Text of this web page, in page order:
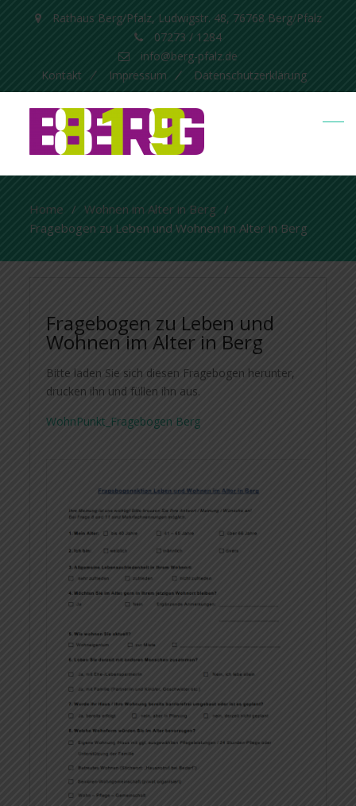
Rathaus Berg/Pfalz, Ludwigstr. 48, 76768 Berg/Pfalz
07273 / 1284
info@berg-pfalz.de
Kontakt
Impressum Datenschutzerklärung
Home
Wohnen im Alter in Berg
Fragebogen zu Leben und Wohnen im Alter in Berg
Fragebogen zu Leben und
Wohnen im Alter in Berg
Bitte laden Sie sich diesen Fragebogen herunter,
drucken ihn und füllen ihn aus.
WohnPunkt_Fragebogen Berg